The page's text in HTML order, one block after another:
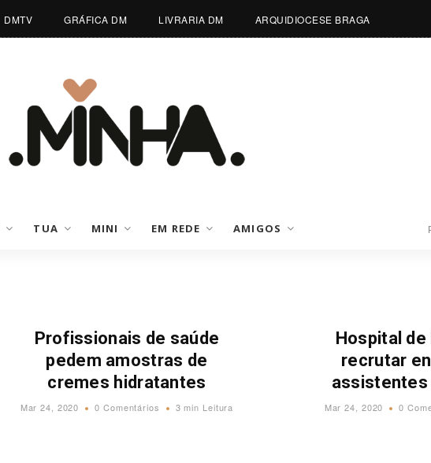
DMTV GRÁFICA DM LIVRARIA DM ARQUIDIOCESE BRAGA
TUA MINI EM REDE AMIGOS
Profissionais de saúde
pedem amostras de
cremes hidratantes
Mar 24, 2020 0 Comentários 3 min Leitura
Hospital
recrutar
assistentes
Mar 24, 2020 0